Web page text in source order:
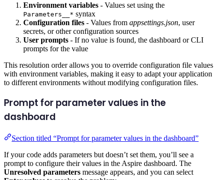
Environment variables - Values set using the
Parameters__* syntax
Configuration files - Values from appsettings.json, user
secrets, or other configuration sources
User prompts - If no value is found, the dashboard or CLI
prompts for the value
This resolution order allows you to override configuration file values
with environment variables, making it easy to adapt your application
to different environments without modifying configuration files.
Prompt for parameter values in the
dashboard
Section titled “Prompt for parameter values in the dashboard”
If your code adds parameters but doesn’t set them, you’ll see a
prompt to configure their values in the Aspire dashboard. The
Unresolved parameters message appears, and you can select